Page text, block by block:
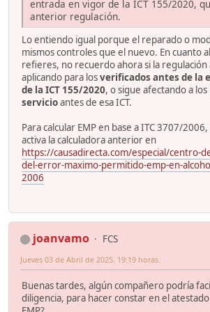
entrada en vigor de la ICT 155/2020,
anterior regulación.
Lo entiendo igual porque el reparado o
mismos controles que el nuevo. En cuanto
refieres, no recuerdo ahora si la
aplicando para losverificados antes de la
de la ICT 155/2020, o sigue afectando a los
servicioantes de esa ICT.
Para calcular EMP en base a ITC 3707/
activa la calculadora anterior en
https://causadirecta.com/especial/centro-
del-error-maximo-permitido-emp-en-
2006
joanvamo
FCS
Jueves 03 de Abril de 2025. 19:19 horas.
Buenas tardes, algún compañero podría
diligencia, para hacer constar en el